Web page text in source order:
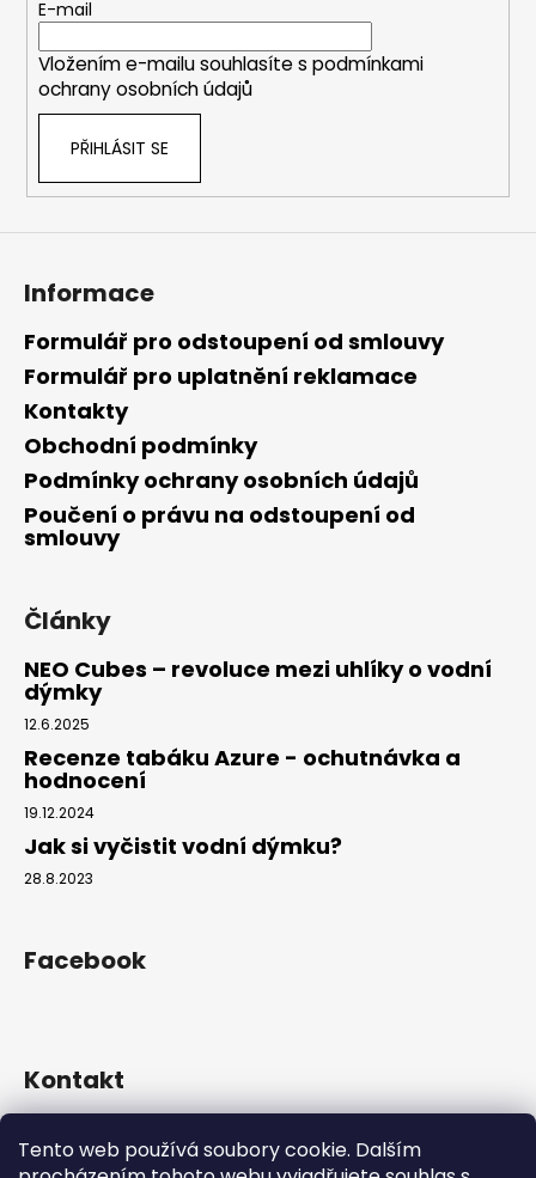
Tento web používá soubory cookie. Dalším
E-mail
Vložením e-mailu souhlasíte s podmínkami
ochrany osobních údajů
PŘIHLÁSIT SE
Informace
Formulář pro odstoupení od smlouvy
Formulář pro uplatnění reklamace
Kontakty
Obchodní podmínky
Podmínky ochrany osobních údajů
Poučení o právu na odstoupení od
smlouvy
Články
NEO Cubes – revoluce mezi uhlíky o vodní
dýmky
12.6.2025
Recenze tabáku Azure - ochutnávka a
hodnocení
19.12.2024
Jak si vyčistit vodní dýmku?
28.8.2023
Facebook
Kontakt
+420 739 522 572